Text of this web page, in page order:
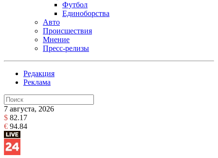
Футбол
Единоборства
Авто
Происшествия
Мнение
Пресс-релизы
Редакция
Реклама
7 августа, 2026
$ 82.17
€ 94.84